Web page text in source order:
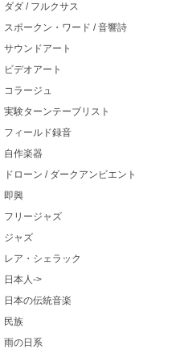
ダダ / フルクサス
スポークン・ワード / 音響詩
サウンドアート
ビデオアート
コラージュ
実験ターンテーブリスト
フィールド録音
自作楽器
ドローン / ダークアンビエント
即興
フリージャズ
ジャズ
レア・シェラック
日本人->
日本の伝統音楽
民族
雨の日系